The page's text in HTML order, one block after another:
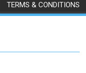
TERMS & CONDITIONS